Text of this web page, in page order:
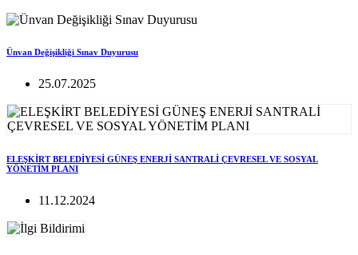
Ünvan Değişikliği Sınav Duyurusu
25.07.2025
ELEŞKİRT BELEDİYESİ GÜNEŞ ENERJİ SANTRALİ ÇEVRESEL VE SOSYAL
YÖNETİM PLANI
11.12.2024